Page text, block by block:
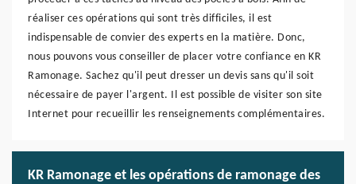
réaliser ces opérations qui sont très difficiles, il est
indispensable de convier des experts en la matière. Donc,
nous pouvons vous conseiller de placer votre confiance en KR
Ramonage. Sachez qu'il peut dresser un devis sans qu'il soit
nécessaire de payer l'argent. Il est possible de visiter son site
Internet pour recueillir les renseignements complémentaires.
KR Ramonage et les opérations de ramonage des